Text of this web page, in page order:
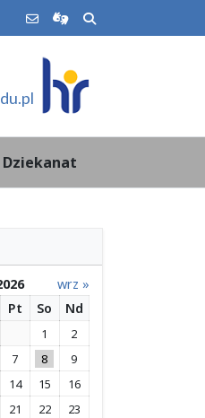
Dziekanat
wrz »
Pt So Nd
1
2
7 8
9
14 15
16
21 22
23